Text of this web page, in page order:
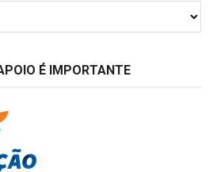
É IMPORTANTE